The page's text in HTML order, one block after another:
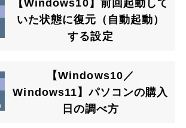
【Windows10】前回起動して
いた状態に復元（自動起動）
する設定
【Windows10／
Windows11】パソコンの購入
日の調べ方